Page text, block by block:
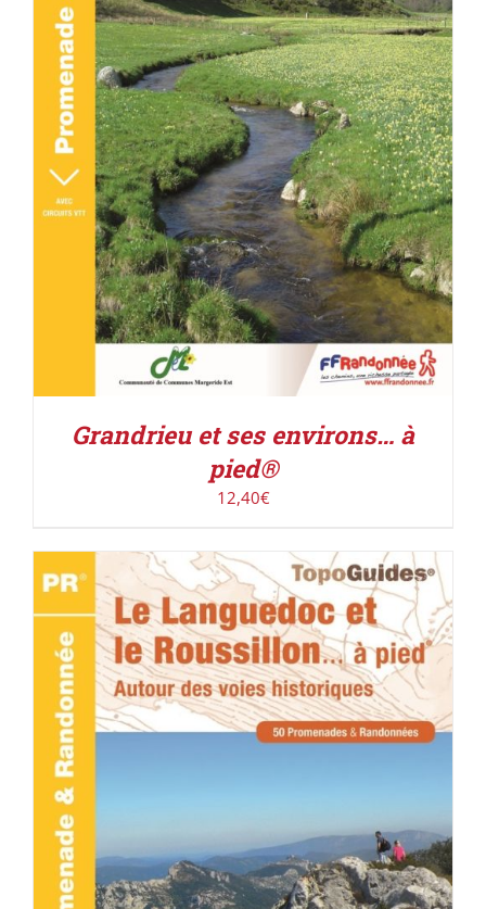
ACHETER LE PRODUIT / DÉTAILS
Grandrieu et ses environs… à
pied®
12,40€
ACHETER LE PRODUIT / DÉTAILS